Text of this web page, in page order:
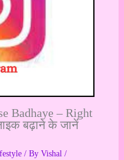
Badhaye – Right
बढ़ाने के जानें
/ By Vishal /